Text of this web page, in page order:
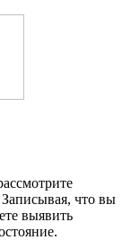
что вы
выявить